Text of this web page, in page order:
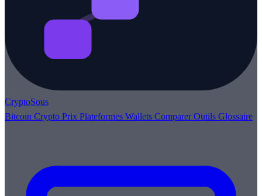
CryptoSous
Bitcoin Crypto Prix Plateformes Wallets ComparerOutils Glossaire